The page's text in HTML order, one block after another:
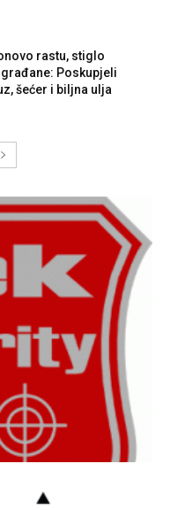
rastu, stiglo
Poskupjeli
šećer i biljna ulja